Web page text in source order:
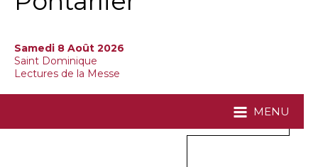
Samedi 8 Août 2026
Saint Dominique
Lectures de la Messe
MENU